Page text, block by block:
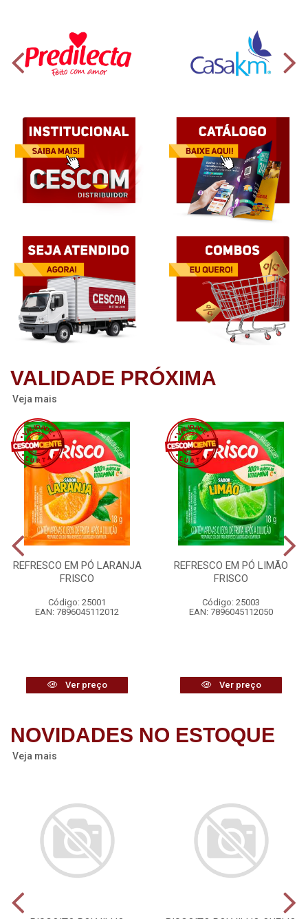
VALIDADE PRÓXIMA
Veja mais
REFRESCO EM PÓ LARANJA
FRISCO
Código: 25001
EAN: 7896045112012
Ver preço
REFRESCO EM PÓ LIMÃO
FRISCO
Código: 25003
EAN: 7896045112050
Ver preço
NOVIDADES NO ESTOQUE
Veja mais